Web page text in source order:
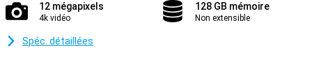
12 mégapixels
4k vidéo
128 GB mémoire
Non extensible
Spéc. détaillées